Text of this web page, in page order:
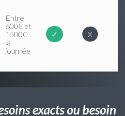
Entre
600€ et
1500€
la
journée
✓ X
exacts ou besoin